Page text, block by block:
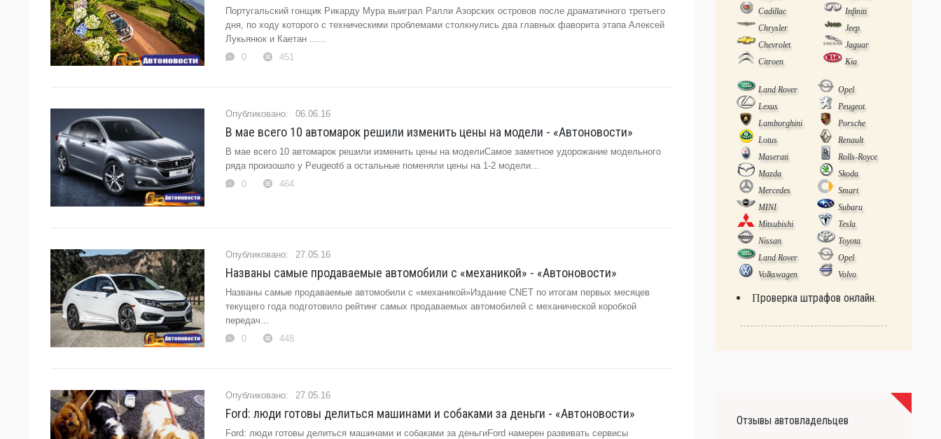
Португальский гонщик Рикарду Мура выиграл Ралли Азорских островов после драматичного третьего
дня, по ходу которого с техническими проблемами столкнулись два главных фаворита этапа Алексей
Лукьянюк и Каетан ......
0
451
06.06.16
В мае всего 10 автомарок решили изменить цены на модели - «Автоновости»
В мае всего 10 автомарок решили изменить цены на моделиСамое заметное удорожание модельного
ряда произошло у Peugeotб а остальные поменяли цены на 1-2 модели...
0
464
27.05.16
Названы самые продаваемые автомобили с «механикой» - «Автоновости»
Названы самые продаваемые автомобили с «механикой»Издание CNET по итогам первых месяцев
текущего года подготовило рейтинг самых продаваемых автомобилей с механической коробкой
передач...
0
448
27.05.16
Ford: люди готовы делиться машинами и собаками за деньги - «Автоновости»
Ford: люди готовы делиться машинами и собаками за деньгиFord намерен развивать сервисы
Cadillac
Infiniti
Chrysler
Jeep
Chevrolet
Jaguar
Citroen
Kia
Land Rover
Opel
Lexus
Peugeot
Lamborghini
Porsche
Lotus
Renault
Maserati
Rolls-Royce
Mazda
Skoda
Mercedes
Smart
MINI
Subaru
Mitsubishi
Tesla
Nissan
Toyota
Land Rover
Opel
Volkswagen
Volvo
Проверка штрафов онлайн.
Отзывы автовладельцев